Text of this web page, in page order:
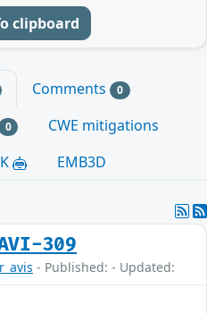
clipboard
Comments 0
0
CWE mitigations
EMB3D
309
- Published: - Updated: